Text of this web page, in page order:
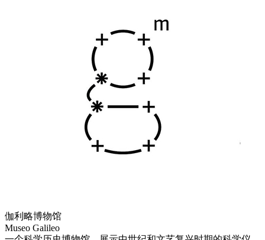
伽利略博物馆
Museo Galileo